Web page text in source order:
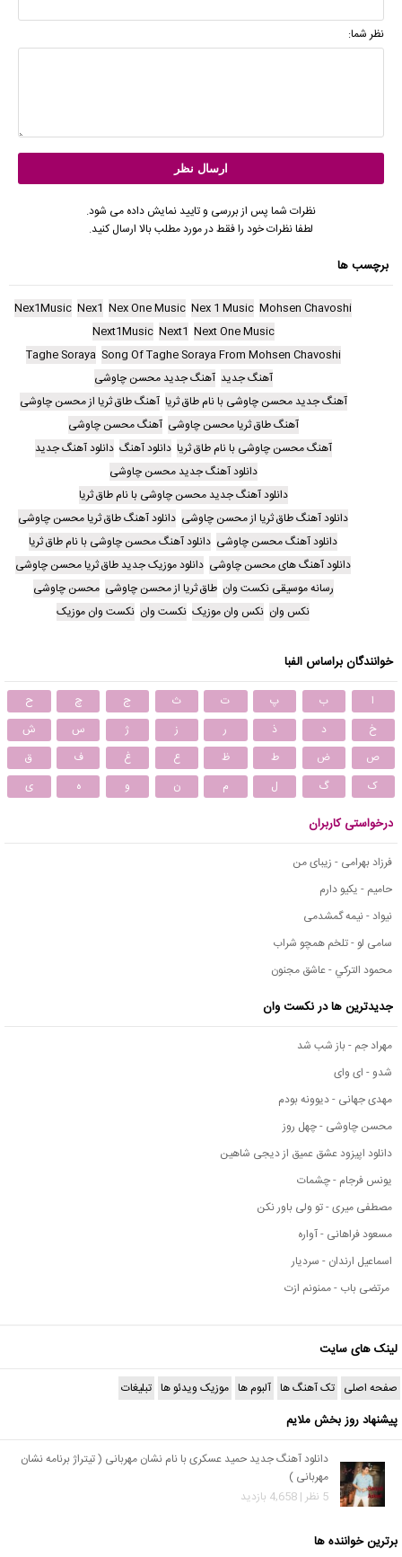
نظر شما:
نظرات شما پس از بررسی و تایید نمایش داده می شود.
لطفا نظرات خود را فقط در مورد مطلب بالا ارسال کنید.
برچسب ها
Mohsen Chavoshi
Nex 1 Music
Nex One Music
Nex1
Nex1Music
Next One Music
Next1
Next1Music
Song Of Taghe Soraya From Mohsen Chavoshi
Taghe Soraya
آهنگ جدید آهنگ جدید محسن چاوشی
آهنگ جدید محسن چاوشی با نام طاق ثریا آهنگ طاق ثریا از محسن چاوشی
آهنگ طاق ثریا محسن چاوشی آهنگ محسن چاوشی
آهنگ محسن چاوشی با نام طاق ثریا دانلود آهنگ دانلود آهنگ جدید
دانلود آهنگ جدید محسن چاوشی
دانلود آهنگ جدید محسن چاوشی با نام طاق ثریا
دانلود آهنگ طاق ثریا از محسن چاوشی دانلود آهنگ طاق ثریا محسن چاوشی
دانلود آهنگ محسن چاوشی دانلود آهنگ محسن چاوشی با نام طاق ثریا
دانلود آهنگ های محسن چاوشی دانلود موزیک جدید طاق ثریا محسن چاوشی
رسانه موسیقی نکست وان طاق ثریا از محسن چاوشی محسن چاوشی
نکس وان نکس وان موزیک نکست وان نکست وان موزیک
خوانندگان براساس الفبا
ا ب پ ت ث ج چ
ح
خ
د ذ ر ز ژ س
ش
ص
ض ط ظ ع غ ف
ق
ک
گ ل م ن و ه ی
درخواستی کاربران
فرزاد بهرامی - زیبای من
حامیم - یکیو دارم
نیواد - نیمه گمشدمی
سامی لو - تلخم همچو شراب
محمود التركي - عاشق مجنون
جدیدترین ها در نکست وان
مهراد جم - باز شب شد
شدو - ای وای
مهدی جهانی - دیوونه بودم
محسن چاوشی - چهل روز
دانلود اپیزود عشق عمیق از دیجی شاهین
یونس فرجام - چشمات
مصطفی میری - تو ولی باور نکن
مسعود فراهانی - آواره
اسماعیل ارندان - سردیار
مرتضی باب - ممنونم ازت
لینک های سایت
صفحه اصلی تک آهنگ ها آلبوم ها موزیک ویدئو ها تبلیغات
پیشنهاد روز بخش ملایم
دانلود آهنگ جدید حمید عسکری با نام نشان مهربانی ( تیتراژ برنامه نشان
مهربانی )
5 نظر | 4,658 بازدید
برترین خواننده ها